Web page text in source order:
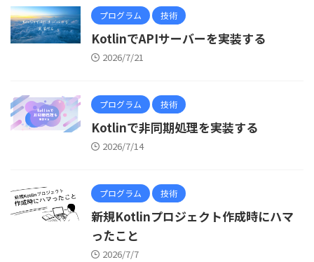
プログラム 技術
KotlinでAPIサーバーを実装する
2026/7/21
プログラム 技術
Kotlinで非同期処理を実装する
2026/7/14
プログラム 技術
新規Kotlinプロジェクト作成時にハマ
ったこと
2026/7/7